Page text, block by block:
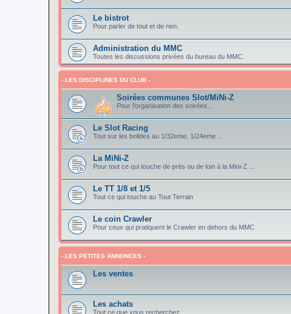
Le bistrot
Pour parler de tout et de rien.
Administration du MMC
Toutes les discussions privées du bureau du MMC.
- LES DISCIPLINES DU CLUB -
Soirées communes Slot/MiNi-Z
Pour l'organisation des soirées...
Le Slot Racing
Tout sur les bolides au 1/32eme, 1/24eme ...
La MiNi-Z
Pour tout ce qui touche de près ou de loin à la Mini-Z ...
Le TT 1/8 et 1/5
Tout ce qui touche au Tout Terrain
Le coin Crawler
Pour ceux qui pratiquent le Crawler en dehors du MMC
- LES PETITES ANNONCES -
Les ventes
Les achats
Tout ce que vous recherchez